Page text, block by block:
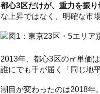
都心3区だけが、重力を振
な上昇ではなく、明確な市
2013年、都心3区の㎡単価
誰にでも手が届く「同じ地
潮目が変わったのは2018年